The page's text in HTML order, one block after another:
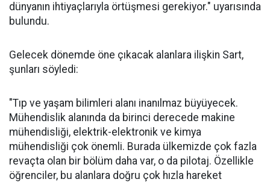
dünyanın ihtiyaçlarıyla örtüşmesi gerekiyor." uyarısında
bulundu.
Gelecek dönemde öne çıkacak alanlara ilişkin Sart,
şunları söyledi:
"Tıp ve yaşam bilimleri alanı inanılmaz büyüyecek.
Mühendislik alanında da birinci derecede makine
mühendisliği, elektrik-elektronik ve kimya
mühendisliği çok önemli. Burada ülkemizde çok fazla
revaçta olan bir bölüm daha var, o da pilotaj. Özellikle
öğrenciler, bu alanlara doğru çok hızla hareket